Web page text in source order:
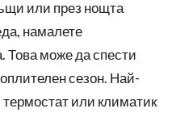
или през нощта
намалете
Това може да спести
сезон. Най-
или климатик